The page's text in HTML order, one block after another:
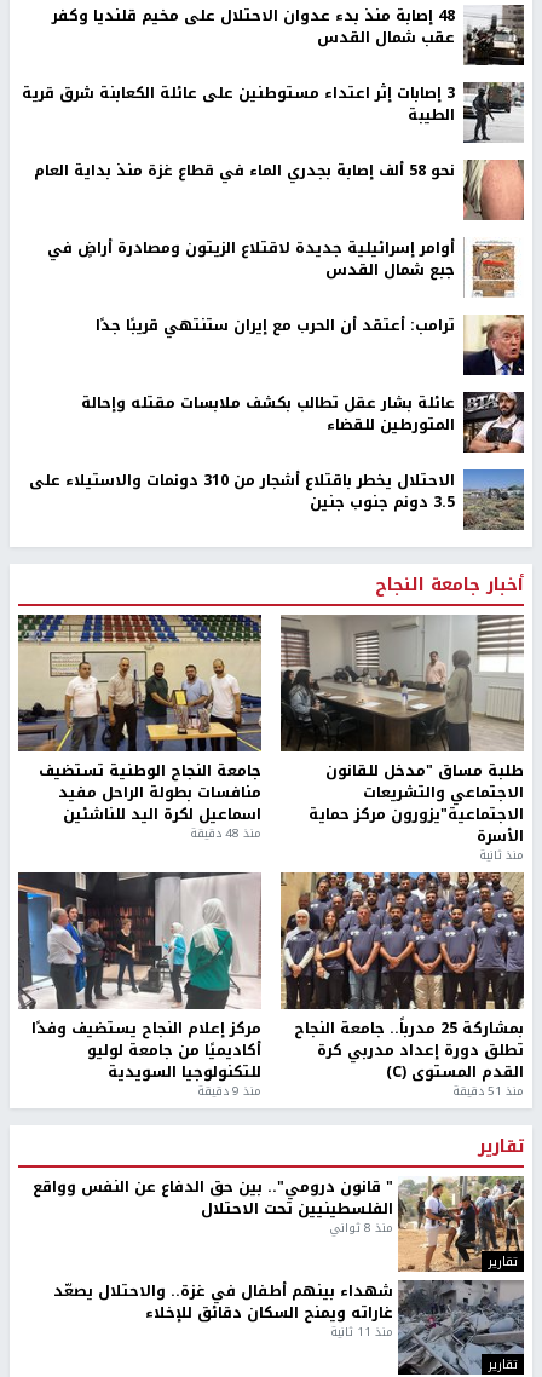
48 إصابة منذ بدء عدوان الاحتلال على مخيم قلنديا وكفر
عقب شمال القدس
‏3 إصابات إثر اعتداء مستوطنين على عائلة الكعابنة شرق قرية
الطيبة
نحو 58 ألف إصابة بجدري الماء في قطاع غزة منذ بداية العام
أوامر إسرائيلية جديدة لاقتلاع الزيتون ومصادرة أراضٍ في
جبع شمال القدس
ترامب: أعتقد أن الحرب مع إيران ستنتهي قريبًا جدًا
عائلة بشار عقل تطالب بكشف ملابسات مقتله وإحالة
المتورطين للقضاء
الاحتلال يخطر باقتلاع أشجار من 310 دونمات والاستيلاء على
3.5 دونم جنوب جنين
أخبار جامعة النجاح
طلبة مساق "مدخل للقانون
الاجتماعي والتشريعات
الاجتماعية"يزورون مركز حماية
الأسرة
منذ ثانية
جامعة النجاح الوطنية تستضيف
منافسات بطولة الراحل مفيد
اسماعيل لكرة اليد للناشئين
منذ 48 دقيقة
بمشاركة 25 مدرباً.. جامعة النجاح
تطلق دورة إعداد مدربي كرة
القدم المستوى (C)
منذ 51 دقيقة
مركز إعلام النجاح يستضيف وفدًا
أكاديميًا من جامعة لوليو
للتكنولوجيا السويدية
منذ 9 دقيقة
تقارير
تقارير
" قانون درومي".. بين حق الدفاع عن النفس وواقع
الفلسطينيين تحت الاحتلال
منذ 8 ثواني
تقارير
شهداء بينهم أطفال في غزة.. والاحتلال يصعّد
غاراته ويمنح السكان دقائق للإخلاء
منذ 11 ثانية